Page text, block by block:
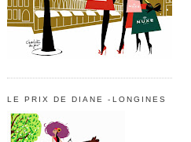
LE PRIX DE DIANE -LONGINES